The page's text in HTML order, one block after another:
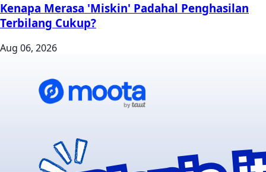
Kenapa Merasa 'Miskin' Padahal Penghasilan
Terbilang Cukup?
Aug 06, 2026